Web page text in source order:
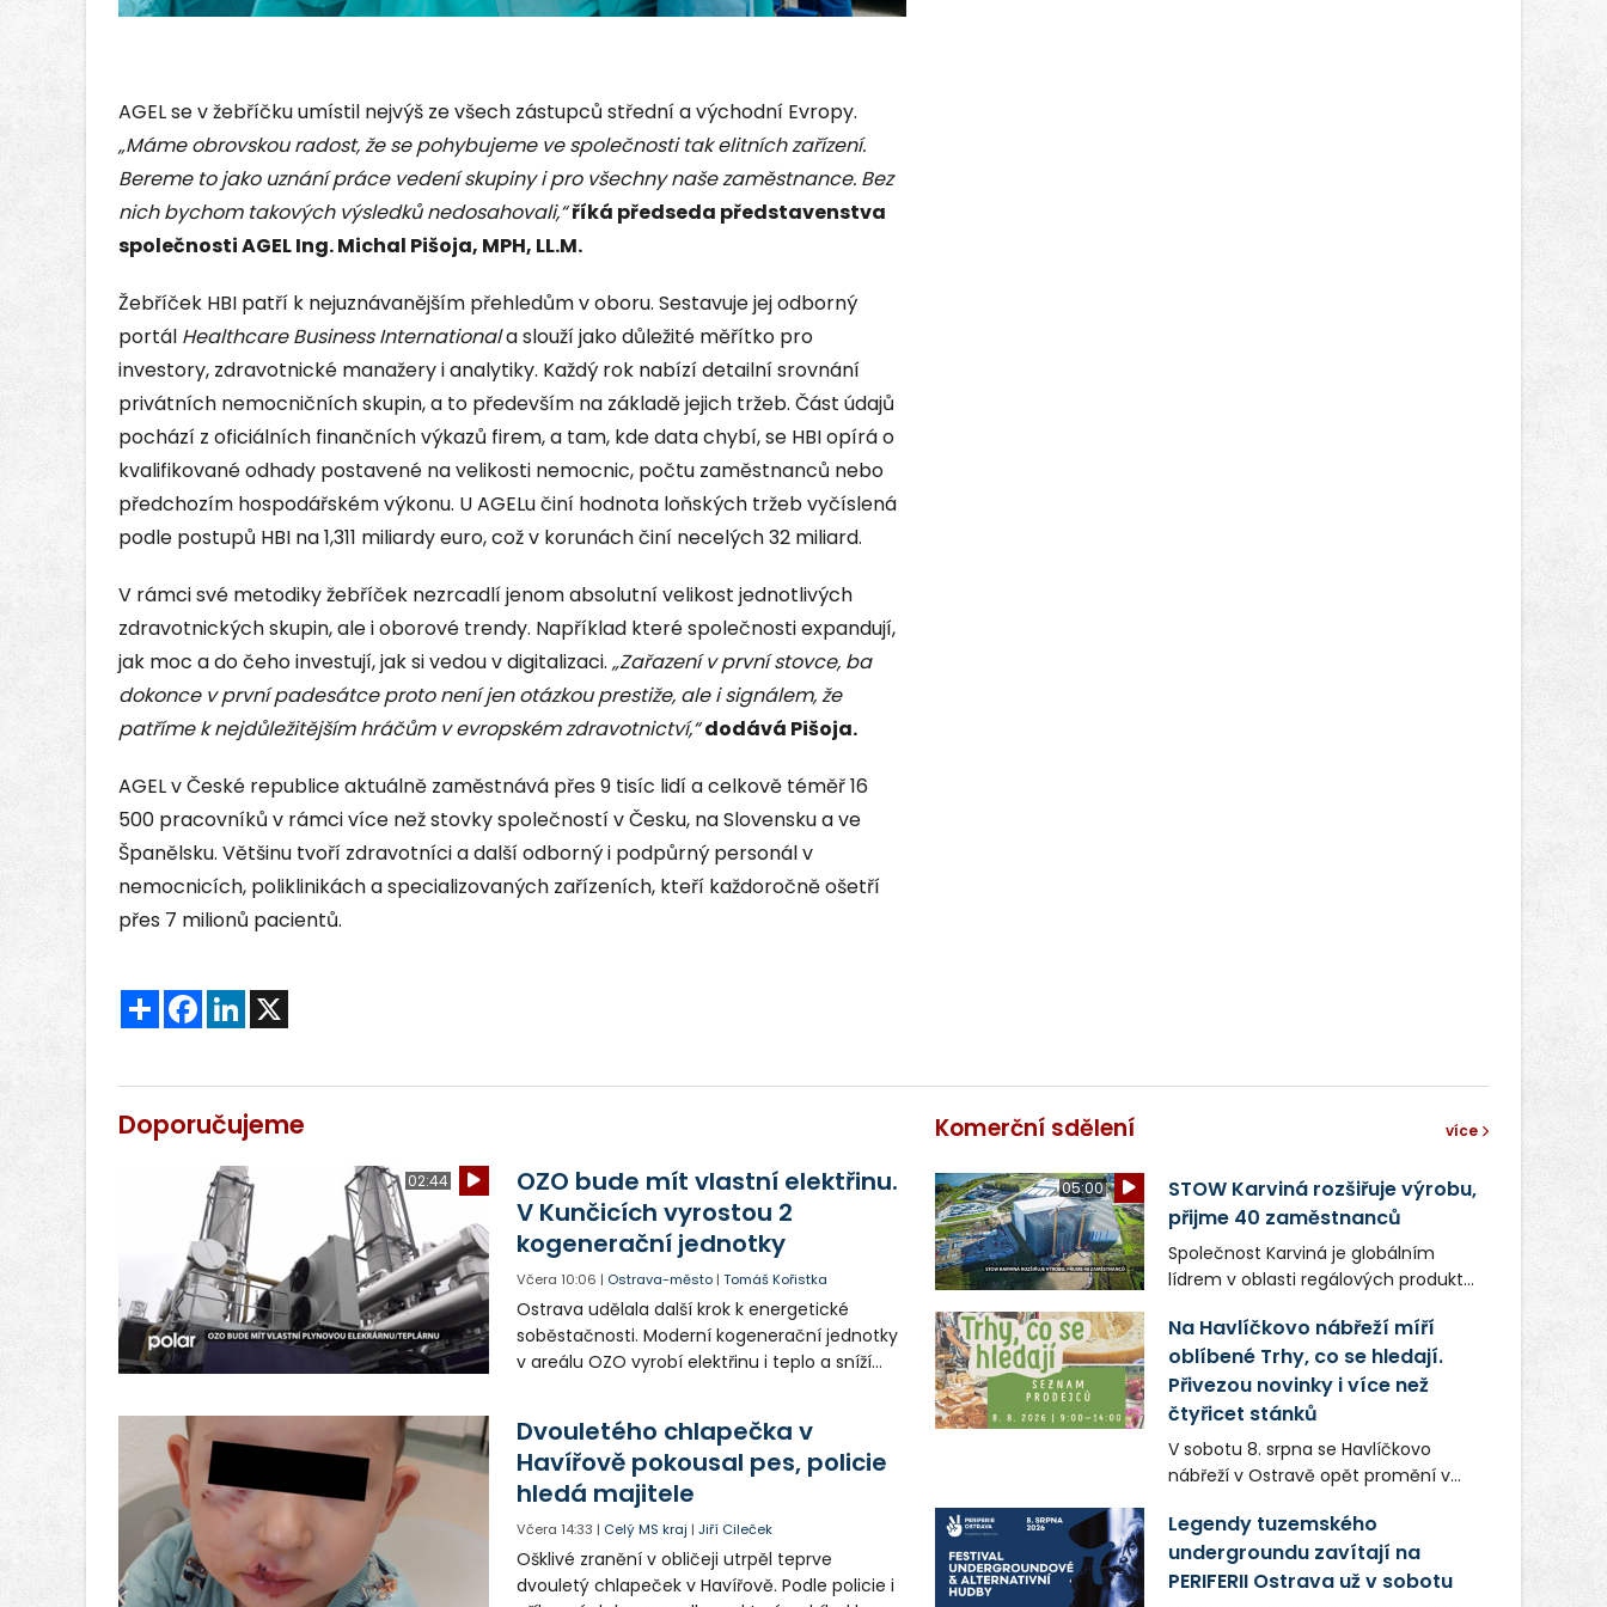
AGEL se v žebříčku umístil nejvýš ze všech zástupců střední a východní Evropy.
„Máme obrovskou radost, že se pohybujeme ve společnosti tak elitních zařízení.
Bereme to jako uznání práce vedení skupiny i pro všechny naše zaměstnance. Bez
nich bychom takových výsledků nedosahovali,“říká předseda představenstva
společnosti AGEL Ing. Michal Pišoja, MPH, LL.M.
Žebříček HBI patří k nejuznávanějším přehledům v oboru. Sestavuje jej odborný
portál Healthcare Business Internationala slouží jako důležité měřítko pro
investory, zdravotnické manažery i analytiky. Každý rok nabízí detailní srovnání
privátních nemocničních skupin, a to především na základě jejich tržeb. Část údajů
pochází z oficiálních finančních výkazů firem, a tam, kde data chybí, se HBI opírá o
kvalifikované odhady postavené na velikosti nemocnic, počtu zaměstnanců nebo
předchozím hospodářském výkonu. U AGELu činí hodnota loňských tržeb vyčíslená
podle postupů HBI na 1,311 miliardy euro, což v korunách činí necelých 32 miliard.
V rámci své metodiky žebříček nezrcadlí jenom absolutní velikost jednotlivých
zdravotnických skupin, ale i oborové trendy. Například které společnosti expandují,
jak moc a do čeho investují, jak si vedou v digitalizaci. „Zařazení v první stovce, ba
dokonce v první padesátce proto není jen otázkou prestiže, ale i signálem, že
patříme k nejdůležitějším hráčům v evropském zdravotnictví,“ dodává Pišoja.
AGEL v České republice aktuálně zaměstnává přes 9 tisíc lidí a celkově téměř 16
500 pracovníků v rámci více než stovky společností v Česku, na Slovensku a ve
Španělsku. Většinu tvoří zdravotníci a další odborný i podpůrný personál v
nemocnicích, poliklinikách a specializovaných zařízeních, kteří každoročně ošetří
přes 7 milionů pacientů.
Sdílet FacebookLinkedIn
Doporučujeme
02:44
OZO bude mít vlastní elektřinu.
V Kunčicích vyrostou 2
kogenerační jednotky
Včera 10:06 | Ostrava-město |Tomáš Kořistka
Ostrava udělala další krok k energetické
soběstačnosti. Moderní kogenerační jednotky
v areálu OZO vyrobí elektřinu i teplo a sníží
Dvouletého chlapečka v
Havířově pokousal pes, policie
hledá majitele
Včera 14:33 | Celý MS kraj |Jiří Cileček
Ošklivé zranění v obličeji utrpěl teprve
dvouletý chlapeček v Havířově. Podle policie i
Komerční sdělení více
05:00
STOW Karviná rozšiřuje výrobu,
přijme 40 zaměstnanců
Společnost Karviná je globálním
lídrem v oblasti regálových produktů
zaměstnavatelem na Karvinsku a
firmou s obrovským potenciálem.
Na Havlíčkovo nábřeží míří
oblíbené Trhy, co se hledají.
Přivezou novinky i více než
čtyřicet stánků
V sobotu 8. srpna se Havlíčkovo
nábřeží v Ostravě opět promění v
lokálních výrobků. Trhy, co se hledají
tentokrát nabídnou více než čtyřicet
pečlivě vybraných stánků s kvalitní
Legendy tuzemského
undergroundu zavítají na
PERIFERII Ostrava už v sobotu